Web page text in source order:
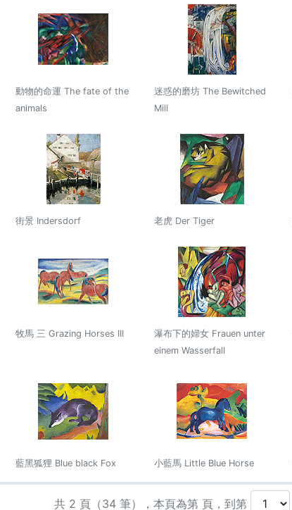
動物的命運 The fate of the
animals
迷惑的磨坊 The Bewitched
Mill
街景 Indersdorf 老虎 Der Tiger
牧馬 三 Grazing Horses III
瀑布下的婦女 Frauen unter
einem Wasserfall
藍黑狐狸 Blue black Fox 小藍馬 Little Blue Horse
共 2 頁（34 筆），本頁為第 頁，到第